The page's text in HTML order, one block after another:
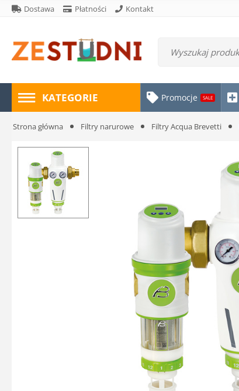
Dostawa Płatności Kontakt
KATEGORIE Promocje SALE
Strona główna Filtry narurowe Filtry Acqua Brevetti